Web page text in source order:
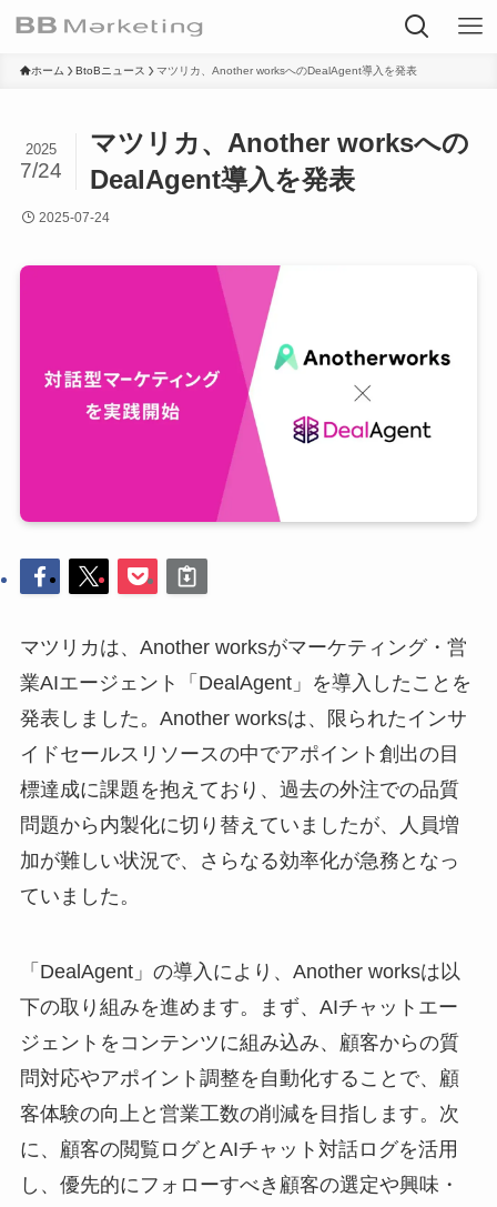
ホーム BtoBニュース マツリカ、Another worksへのDealAgent導入を発表
マツリカ、Another worksへの
DealAgent導入を発表
2025
7/24
2025-07-24
マツリカは、Another worksがマーケティング・営
業AIエージェント「DealAgent」を導入したことを
発表しました。Another worksは、限られたインサ
イドセールスリソースの中でアポイント創出の目
標達成に課題を抱えており、過去の外注での品質
問題から内製化に切り替えていましたが、人員増
加が難しい状況で、さらなる効率化が急務となっ
ていました。
「DealAgent」の導入により、Another worksは以
下の取り組みを進めます。まず、AIチャットエー
ジェントをコンテンツに組み込み、顧客からの質
問対応やアポイント調整を自動化することで、顧
客体験の向上と営業工数の削減を目指します。次
に、顧客の閲覧ログとAIチャット対話ログを活用
し、優先的にフォローすべき顧客の選定や興味・